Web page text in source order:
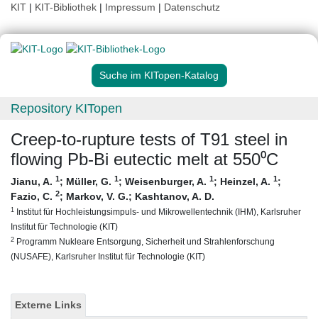
KIT | KIT-Bibliothek | Impressum | Datenschutz
Suche im KITopen-Katalog
Repository KITopen
Creep-to-rupture tests of T91 steel in
flowing Pb-Bi eutectic melt at 550⁰C
Jianu, A. 1; Müller, G. 1; Weisenburger, A. 1; Heinzel, A. 1;
Fazio, C. 2; Markov, V. G.; Kashtanov, A. D.
1 Institut für Hochleistungsimpuls- und Mikrowellentechnik (IHM), Karlsruher
Institut für Technologie (KIT)
2 Programm Nukleare Entsorgung, Sicherheit und Strahlenforschung
(NUSAFE), Karlsruher Institut für Technologie (KIT)
Externe Links